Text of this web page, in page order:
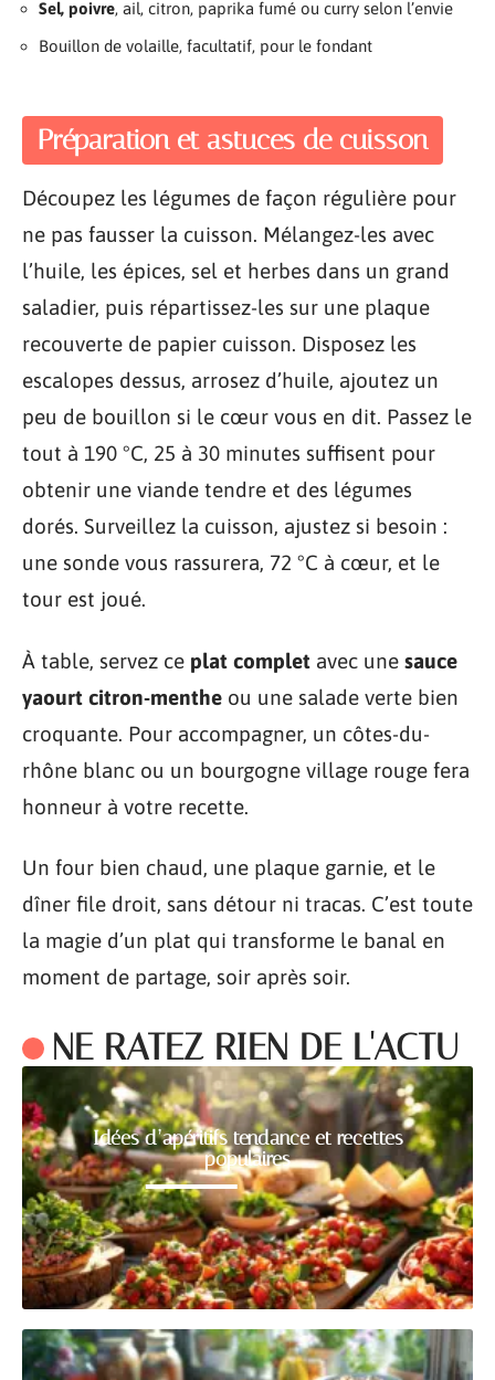
Sel, poivre, ail, citron, paprika fumé ou curry selon l’envie
Bouillon de volaille, facultatif, pour le fondant
Préparation et astuces de cuisson
Découpez les légumes de façon régulière pour
ne pas fausser la cuisson. Mélangez-les avec
l’huile, les épices, sel et herbes dans un grand
saladier, puis répartissez-les sur une plaque
recouverte de papier cuisson. Disposez les
escalopes dessus, arrosez d’huile, ajoutez un
peu de bouillon si le cœur vous en dit. Passez le
tout à 190 °C, 25 à 30 minutes suffisent pour
obtenir une viande tendre et des légumes
dorés. Surveillez la cuisson, ajustez si besoin :
une sonde vous rassurera, 72 °C à cœur, et le
tour est joué.
À table, servez ce plat complet avec une sauce
yaourt citron-menthe ou une salade verte bien
croquante. Pour accompagner, un côtes-du-
rhône blanc ou un bourgogne village rouge fera
honneur à votre recette.
Un four bien chaud, une plaque garnie, et le
dîner file droit, sans détour ni tracas. C’est toute
la magie d’un plat qui transforme le banal en
moment de partage, soir après soir.
NE RATEZ RIEN DE L'ACTU
Idées d’apéritifs tendance et recettes
populaires